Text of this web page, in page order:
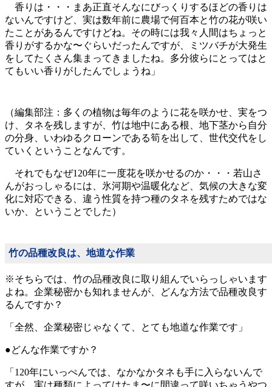
香りは・・・まあ正直そんなにびっくりするほどの香りは
ないんですけど、実は数年前に農場で何百本と竹の花が咲い
たことがあるんですけどね。その時には我々人間はちょっと
香りがするかな〜ぐらいだったんですが、ミツバチが大発生
をしてたくさん集まってきましたね。多分彼らにとってはと
てもいい香りがしたんでしょうね」
（編集部注：多くの植物は毎年のように花を咲かせ、実をつ
け、タネを残しますが、竹は地中にある根、地下茎から自分
の分身、いわゆるクローンである筍を出して、世代交代をし
ていくということなんです。
それでもなぜ120年に一度花を咲かせるのか・・・若山さ
んがおっしゃるには、氷河期や温暖化など、気候の大きな変
化に対応できる、違う性質を持つ種のタネを残すためではな
いか、ということでした）
竹の品種改良は、地道な作業
※そちらでは、竹の品種改良に取り組んでいらっしゃいます
よね。企業秘密かも知れませんが、どんな方法で品種改良す
るんですか？
「全然、企業秘密じゃなくて、とても地道な作業です」
●どんな作業ですか？
「120年にいっぺんでは、なかなかタネも手に入らないんで